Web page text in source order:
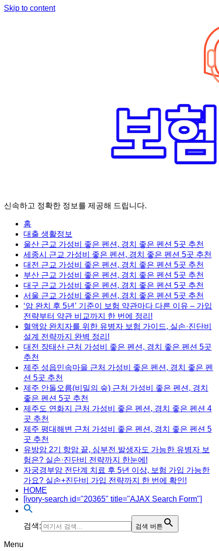
Skip to content
신속하고 정확한 정보를 제공해 드립니다.
홈
대출 생활정보
울산 근교 가성비 좋은 펜션, 경치 좋은 펜션 5곳 추천
세종시 근교 가성비 좋은 펜션, 경치 좋은 펜션 5곳 추천
대전 근교 가성비 좋은 펜션, 경치 좋은 펜션 5곳 추천
부산 근교 가성비 좋은 펜션, 경치 좋은 펜션 5곳 추천
대구 근교 가성비 좋은 펜션, 경치 좋은 펜션 5곳 추천
서울 근교 가성비 좋은 펜션, 경치 좋은 펜션 5곳 추천
‘암 완치 후 5년’ 기준이 보험 약관마다 다른 이유 – 가입
전략부터 약관 비교까지 한 번에 정리!
혈액암 완치자를 위한 유병자 보험 가이드, 실손·진단비
설계 전략까지 완벽 정리!
대전 장태산 근처 가성비 좋은 펜션, 경치 좋은 펜션 5곳
추천
제주 성읍민속마을 근처 가성비 좋은 펜션, 경치 좋은 펜
션 5곳 추천
제주 안돌오름(비밀의 숲) 근처 가성비 좋은 펜션, 경치
좋은 펜션 5곳 추천
제주도 연화지 근처 가성비 좋은 펜션, 경치 좋은 펜션 4
곳 추천
제주 평대해변 근처 가성비 좋은 펜션, 경치 좋은 펜션 5
곳 추천
유방암 2기 항암 끝, 심부전 발생자도 가능한 유병자 보
험은? 실손·진단비 전략까지 한눈에!
자궁경부암 전단계 치료 후 5년 이상, 보험 가입 가능한
가요? 실손+진단비 가입 전략까지 한 번에 확인!
HOME
[ivory-search id="20365" title="AJAX Search Form"]
검색: 검색 버튼
Menu